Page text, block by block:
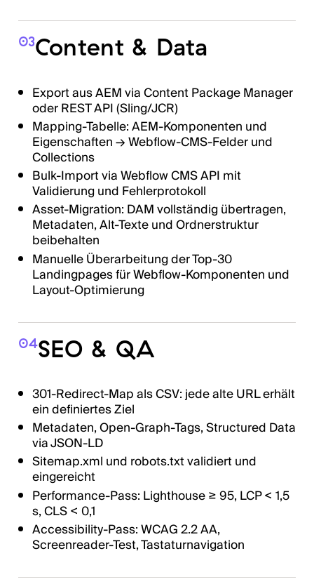
03Content & Data
Export aus AEM via Content Package Manager
oder REST API (Sling/JCR)
Mapping-Tabelle: AEM-Komponenten und
Eigenschaften → Webflow-CMS-Felder und
Collections
Bulk-Import via Webflow CMS API mit
Validierung und Fehlerprotokoll
Asset-Migration: DAM vollständig übertragen,
Metadaten, Alt-Texte und Ordnerstruktur
beibehalten
Manuelle Überarbeitung der Top-30
Landingpages für Webflow-Komponenten und
Layout-Optimierung
04SEO & QA
301-Redirect-Map als CSV: jede alte URL erhält
ein definiertes Ziel
Metadaten, Open-Graph-Tags, Structured Data
via JSON-LD
Sitemap.xml und robots.txt validiert und
eingereicht
Performance-Pass: Lighthouse ≥ 95, LCP < 1,5
s, CLS < 0,1
Accessibility-Pass: WCAG 2.2 AA,
Screenreader-Test, Tastaturnavigation